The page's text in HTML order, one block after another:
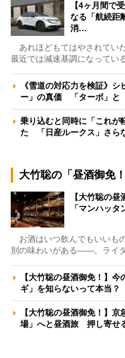
【4ヶ月間で
なる「航続距
消…
あれほどもてはやされてい
最近では減速基調になってい
《雪道の対応力を検証》
ー」の真価 「ターボ」と
乗り込むと同時に「これが
た 「日産ルークス」さら
大竹聡の「昼酒御免！
【大竹聡の
「マンハッ
お酒はいつ飲んでもいいも
別の味わいがある――。ライ
【大竹聡の昼酒御免！】
ギ」を知らないって本当
【大竹聡の昼酒御免！】
場」へと昼酒旅 押し寄せ